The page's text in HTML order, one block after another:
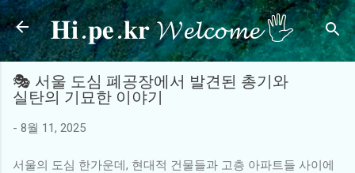
기본 콘텐츠로 건너뛰기
𝐇𝐢.𝐩𝐞.𝐤𝐫 𝓦𝓮𝓵𝓬𝓸𝓶𝓮 🖐
🎭 서울 도심 폐공장에서 발견된 총기와
실탄의 기묘한 이야기
- 8월 11, 2025
서울의 도심 한가운데, 현대적 건물들과 고층 아파트들 사이에